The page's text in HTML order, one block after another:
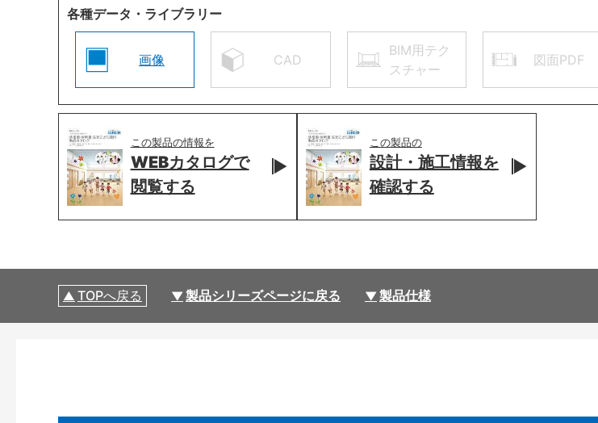
各種データ・ライブラリー
画像 CAD
BIM用テク
スチャー
図面PDF
この製品の情報を
WEBカタログで
閲覧する
この製品の
設計・施工情報を
確認する
TOPへ戻る 製品シリーズページに戻る 製品仕様